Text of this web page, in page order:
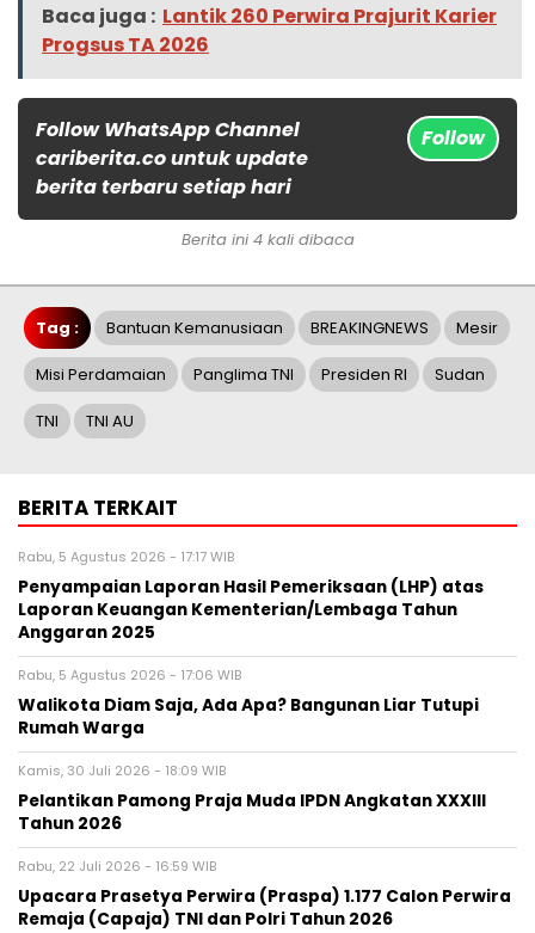
Baca juga : Lantik 260 Perwira Prajurit Karier
Progsus TA 2026
Follow WhatsApp Channel
cariberita.co untuk update
berita terbaru setiap hari
Follow
Berita ini 4 kali dibaca
Tag : Bantuan Kemanusiaan BREAKINGNEWS Mesir
Misi Perdamaian Panglima TNI Presiden RI Sudan
TNI TNI AU
BERITA TERKAIT
Rabu, 5 Agustus 2026 - 17:17 WIB
Penyampaian Laporan Hasil Pemeriksaan (LHP) atas
Laporan Keuangan Kementerian/Lembaga Tahun
Anggaran 2025
Rabu, 5 Agustus 2026 - 17:06 WIB
Walikota Diam Saja, Ada Apa? Bangunan Liar Tutupi
Rumah Warga
Kamis, 30 Juli 2026 - 18:09 WIB
Pelantikan Pamong Praja Muda IPDN Angkatan XXXIII
Tahun 2026
Rabu, 22 Juli 2026 - 16:59 WIB
Upacara Prasetya Perwira (Praspa) 1.177 Calon Perwira
Remaja (Capaja) TNI dan Polri Tahun 2026